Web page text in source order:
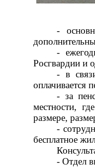
-
-
Росгвардии и
- в
оплачивается
- за
местности,
размере,
-
бесплатное
- Отдел